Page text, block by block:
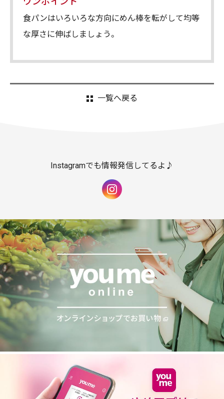
食パンはいろいろな方向にめん棒を転がして均等
な厚さに伸ばしましょう。
一覧へ戻る
Instagramでも情報発信してるよ♪